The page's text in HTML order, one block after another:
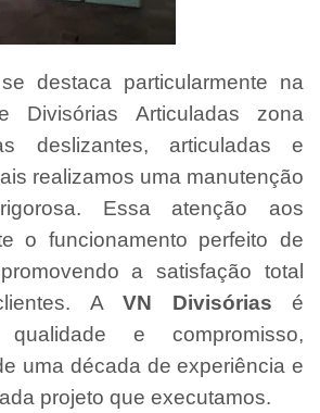
destaca particularmente na
Divisórias Articuladas zona
deslizantes, articuladas e
realizamos uma manutenção
Essa atenção aos
o funcionamento perfeito de
a satisfação total
A VN Divisórias é
e compromisso,
uma década de experiência e
projeto que executamos.